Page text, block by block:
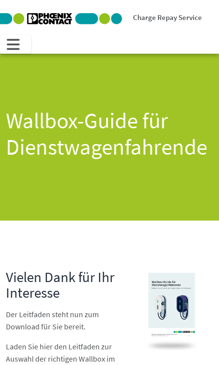
Wallbox-Guide für
Dienstwagenfahrende
Charge Repay Service
Vielen Dank für Ihr
Interesse
Der Leitfaden steht nun zum
Download für Sie bereit.
Laden Sie hier den Leitfaden zur
Auswahl der richtigen Wallbox im